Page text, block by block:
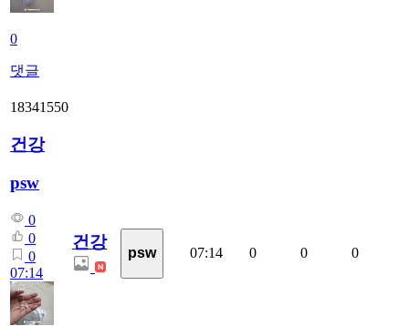
0
댓글
18341550
건강
psw
0
0
0
07:14
건강
psw 07:14 0 0 0